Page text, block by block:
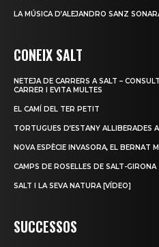
LA MÚSICA D’ALEJANDRO SANZ
CONEIX SALT
NETEJA DE CARRERS A SALT –
CARRER I EVITA MULTES
EL CAMÍ DEL TER PETIT
TORTUGUES D’ESTANY ALLIBERADES
NOVA ESPÈCIE INVASORA, EL BERNAT
CAMPS DE ROSELLES DE SALT-GIRONA
SALT I LA SEVA NATURA [VÍDEO]
SUCCESSOS